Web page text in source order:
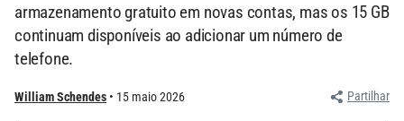
armazenamento gratuito em novas contas, mas os 15 GB
continuam disponíveis ao adicionar um número de
telefone.
William Schendes 15 maio 2026 Partilhar